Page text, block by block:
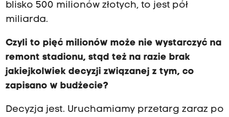
blisko 500 milionów złotych, to jest pół
miliarda.
Czyli to pięć milionów może nie wystarczyć na
remont stadionu, stąd też na razie brak
jakiejkolwiek decyzji związanej z tym, co
zapisano w budżecie?
Decyzja jest. Uruchamiamy przetarg zaraz po